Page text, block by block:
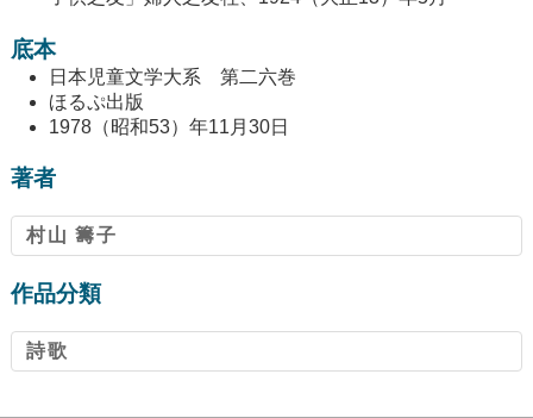
底本
日本児童文学大系 第二六巻
ほるぷ出版
1978（昭和53）年11月30日
著者
村山 籌子
作品分類
詩歌